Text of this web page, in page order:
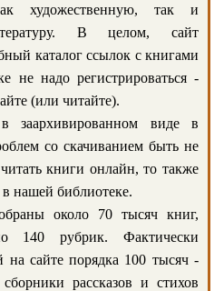
художественную, так и
В целом, сайт
каталог ссылок с книгами
не надо регистрироваться -
(или читайте).
заархивированном виде в
со скачиванием быть не
книги онлайн, то также
в нашей библиотеке.
около 70 тысяч книг,
140 рубрик. Фактически
на сайте порядка 100 тысяч -
рассказов и стихов